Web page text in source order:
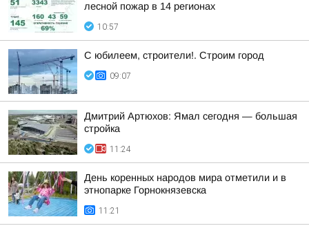
лесной пожар в 14 регионах
10:57
С юбилеем, строители!. Строим город
09:07
Дмитрий Артюхов: Ямал сегодня — большая
стройка
11:24
День коренных народов мира отметили и в
этнопарке Горнокнязевска
11:21